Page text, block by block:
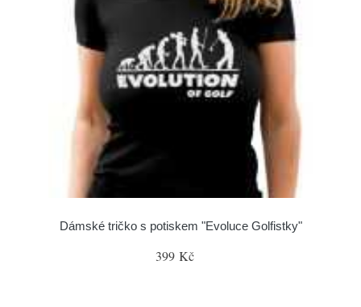
Dámské tričko s potiskem "Evoluce Golfistky"
399 Kč